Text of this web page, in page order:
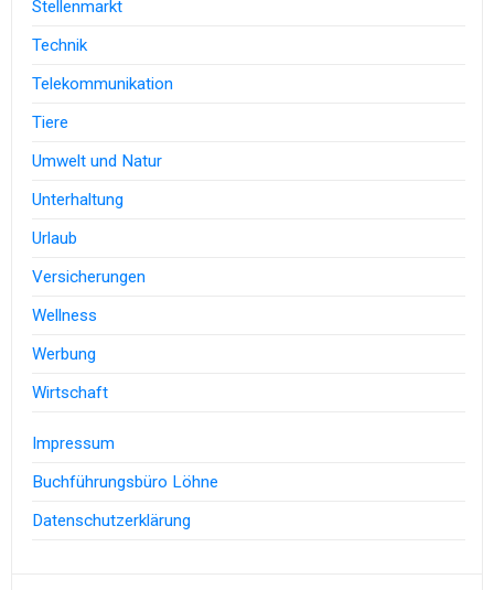
Stellenmarkt
Technik
Telekommunikation
Tiere
Umwelt und Natur
Unterhaltung
Urlaub
Versicherungen
Wellness
Werbung
Wirtschaft
Impressum
Buchführungsbüro Löhne
Datenschutzerklärung